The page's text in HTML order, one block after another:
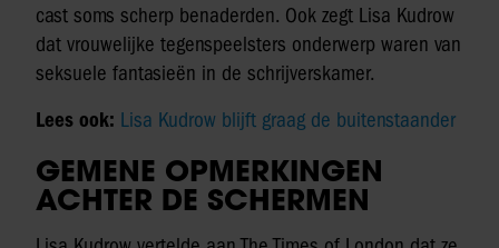
cast soms scherp benaderden. Ook zegt Lisa Kudrow
dat vrouwelijke tegenspeelsters onderwerp waren van
seksuele fantasieën in de schrijverskamer.
Lees ook: Lisa Kudrow blijft graag de buitenstaander
GEMENE OPMERKINGEN
ACHTER DE SCHERMEN